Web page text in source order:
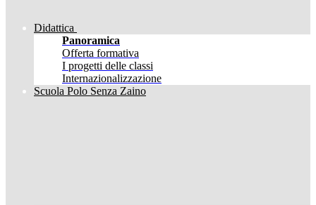
Didattica
Panoramica
Offerta formativa
I progetti delle classi
Internazionalizzazione
Scuola Polo Senza Zaino